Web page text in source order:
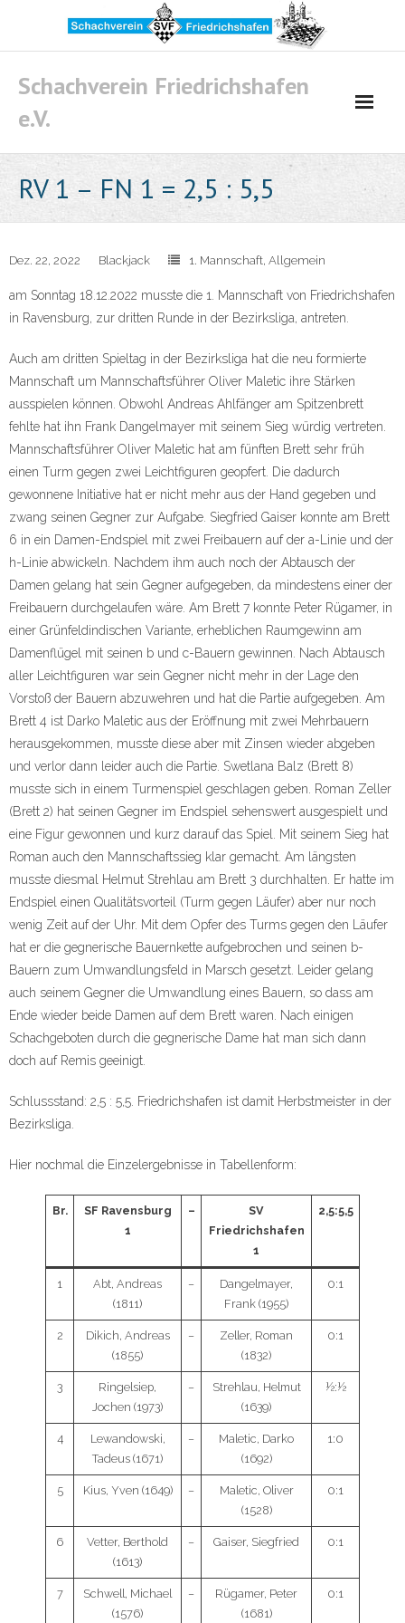
content
Schachverein Friedrichshafen
e.V.
RV 1 – FN 1 = 2,5 : 5,5
Dez. 22, 2022 Blackjack 1. Mannschaft, Allgemein
am Sonntag 18.12.2022 musste die 1. Mannschaft von Friedrichshafen
in Ravensburg, zur dritten Runde in der Bezirksliga, antreten.
Auch am dritten Spieltag in der Bezirksliga hat die neu formierte
Mannschaft um Mannschaftsführer Oliver Maletic ihre Stärken
ausspielen können. Obwohl Andreas Ahlfänger am Spitzenbrett
fehlte hat ihn Frank Dangelmayer mit seinem Sieg würdig vertreten.
Mannschaftsführer Oliver Maletic hat am fünften Brett sehr früh
einen Turm gegen zwei Leichtfiguren geopfert. Die dadurch
gewonnene Initiative hat er nicht mehr aus der Hand gegeben und
zwang seinen Gegner zur Aufgabe. Siegfried Gaiser konnte am Brett
6 in ein Damen-Endspiel mit zwei Freibauern auf der a-Linie und der
h-Linie abwickeln. Nachdem ihm auch noch der Abtausch der
Damen gelang hat sein Gegner aufgegeben, da mindestens einer der
Freibauern durchgelaufen wäre. Am Brett 7 konnte Peter Rügamer, in
einer Grünfeldindischen Variante, erheblichen Raumgewinn am
Damenflügel mit seinen b und c-Bauern gewinnen. Nach Abtausch
aller Leichtfiguren war sein Gegner nicht mehr in der Lage den
Vorstoß der Bauern abzuwehren und hat die Partie aufgegeben. Am
Brett 4 ist Darko Maletic aus der Eröffnung mit zwei Mehrbauern
herausgekommen, musste diese aber mit Zinsen wieder abgeben
und verlor dann leider auch die Partie. Swetlana Balz (Brett 8)
musste sich in einem Turmenspiel geschlagen geben. Roman Zeller
(Brett 2) hat seinen Gegner im Endspiel sehenswert ausgespielt und
eine Figur gewonnen und kurz darauf das Spiel. Mit seinem Sieg hat
Roman auch den Mannschaftssieg klar gemacht. Am längsten
musste diesmal Helmut Strehlau am Brett 3 durchhalten. Er hatte im
Endspiel einen Qualitätsvorteil (Turm gegen Läufer) aber nur noch
wenig Zeit auf der Uhr. Mit dem Opfer des Turms gegen den Läufer
hat er die gegnerische Bauernkette aufgebrochen und seinen b-
Bauern zum Umwandlungsfeld in Marsch gesetzt. Leider gelang
auch seinem Gegner die Umwandlung eines Bauern, so dass am
Ende wieder beide Damen auf dem Brett waren. Nach einigen
Schachgeboten durch die gegnerische Dame hat man sich dann
doch auf Remis geeinigt.
Schlussstand: 2,5 : 5,5. Friedrichshafen ist damit Herbstmeister in der
Bezirksliga.
Hier nochmal die Einzelergebnisse in Tabellenform:
Br.
SF Ravensburg
1
–
SV
Friedrichshafen
1
2,5:5,5
1
Abt, Andreas
(1811)
–
Dangelmayer,
Frank (1955)
0:1
2
Dikich, Andreas
(1855)
–
Zeller, Roman
(1832)
0:1
3
Ringelsiep,
Jochen (1973)
–
Strehlau, Helmut
(1639)
½:½
4
Lewandowski,
Tadeus (1671)
–
Maletic, Darko
(1692)
1:0
5 Kius, Yven (1649) –
Maletic, Oliver
(1528)
0:1
6
Vetter, Berthold
(1613)
– Gaiser, Siegfried 0:1
7
Schwell, Michael
(1576)
–
Rügamer, Peter
(1681)
0:1